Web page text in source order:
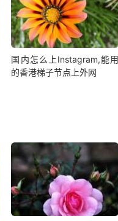
国内怎么上Instagram,能用
的香港梯子节点上外网